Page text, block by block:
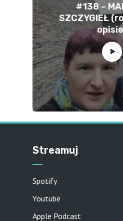
#138 –
SZCZYGIEŁ
Streamuj
Spotify
Youtube
Apple Podcast